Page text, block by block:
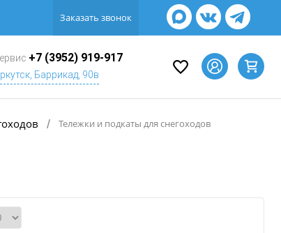
Заказать звонок
+7 (3952) 919-917
Баррикад, 90в
/ Тележки и подкаты для снегоходов